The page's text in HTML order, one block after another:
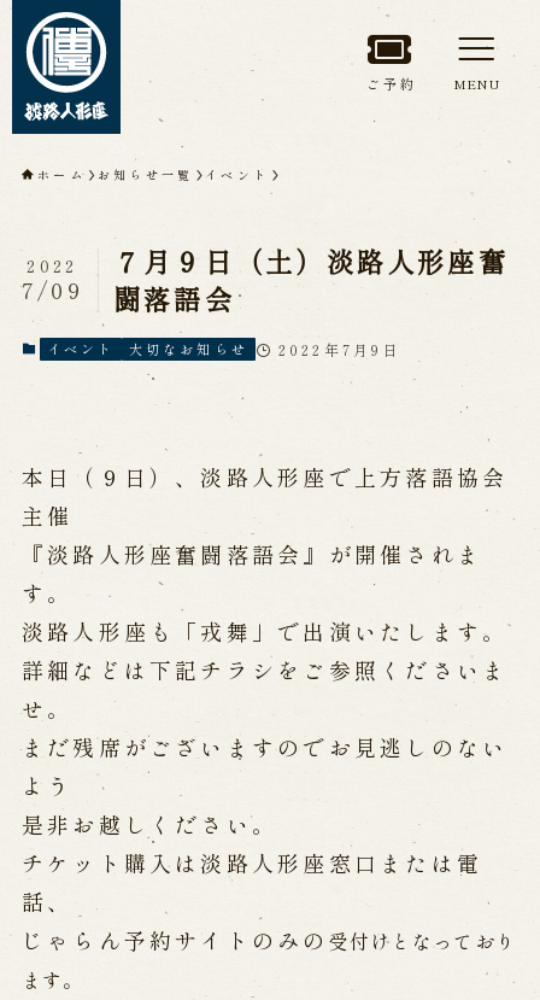
トップページ
淡路人形座について
淡路人形座とは
座員紹介
人間国宝 故鶴澤友路師匠
淡路人形座の成り立ち
淡路人形座で研修した人々
淡路人形浄瑠璃を受け継いで
公演情報
公演カレンダー
開催中の公演
近日開催の公演
出張公演
海外旅行客向け特別公演「くにうみ」
歴史
淡路島と国生み神話
淡路人形浄瑠璃の歴史
南あわじ市の伝統芸能
ご予約 MENU
ホーム お知らせ一覧 イベント
７月９日（土）淡路人形座奮
闘落語会
2022
7/09
イベント 大切なお知らせ 2022年7月9日
本日（９日）、淡路人形座で上方落語協会
主催
『淡路人形座奮闘落語会』が開催されま
す。
淡路人形座も「戎舞」で出演いたします。
詳細などは下記チラシをご参照くださいま
せ。
まだ残席がございますのでお見逃しのない
よう
是非お越しください。
チケット購入は淡路人形座窓口または電
話、
じゃらん予約サイトのみの 受付けとなっており
ます。